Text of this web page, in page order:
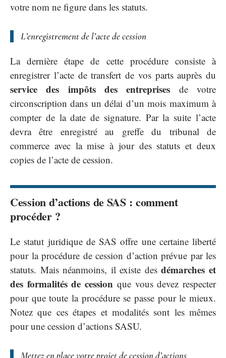
votre nom ne figure dans les statuts.
L’enregistrement de l’acte de cession
La dernière étape de cette procédure consiste à
enregistrer l’acte de transfert de vos parts auprès du
service des impôts des entreprises de votre
circonscription dans un délai d’un mois maximum à
compter de la date de signature. Par la suite l’acte
devra être enregistré au greffe du tribunal de
commerce avec la mise à jour des statuts et deux
copies de l’acte de cession.
Cession d’actions de SAS : comment
procéder ?
Le statut juridique de SAS offre une certaine liberté
pour la procédure de cession d’action prévue par les
statuts. Mais néanmoins, il existe desdémarches et
des formalités de cession que vous devez respecter
pour que toute la procédure se passe pour le mieux.
Notez que ces étapes et modalités sont les mêmes
pour une cession d’actions SASU.
Mettez en place votre projet de cession d’actions